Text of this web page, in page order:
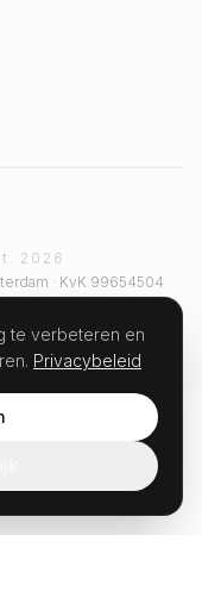
2026
· KvK 99654504
or sponsored
te verbeteren en
Privacybeleid